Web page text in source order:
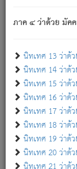
ภาค ๔ ว่าด้วย มัค
นิทเทศ 13 ว่าด้
นิทเทศ 14 ว่าด้
นิทเทศ 15 ว่าด้
นิทเทศ 16 ว่าด้
นิทเทศ 17 ว่าด้
นิทเทศ 18 ว่าด้
นิทเทศ 19 ว่าด้
นิทเทศ 20 ว่าด้
เกี่ยวกับธรรมโฆษณ์
แม้ระบบ "ธรรมโฆษณ์
ผู้ศึกษาก็พึงตรวจสอบ
ก่อนนำข้อมูลไปใช้ในก
เกี่ยวกับอัตถจารี|เ
หนังสือที่เกี่ยวข้อง